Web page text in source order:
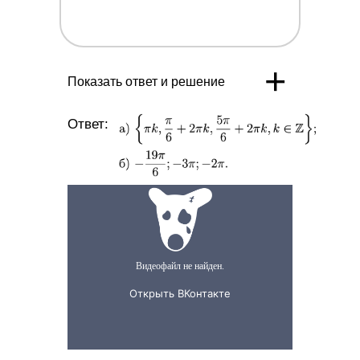
Показать ответ и решение +
Ответ: